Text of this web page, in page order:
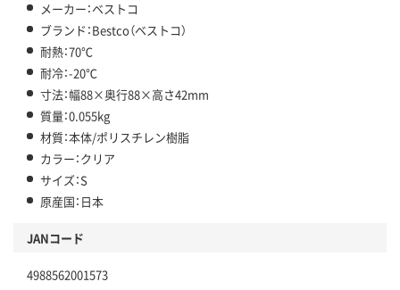
メーカー：ベストコ
ブランド：Bestco（ベストコ）
耐熱：70℃
耐冷：-20℃
寸法：幅88×奥行88×高さ42mm
質量：0.055kg
材質：本体/ポリスチレン樹脂
カラー：クリア
サイズ：S
原産国：日本
JANコード
4988562001573